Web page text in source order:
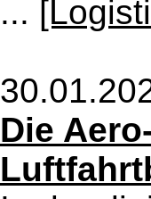
...
Die